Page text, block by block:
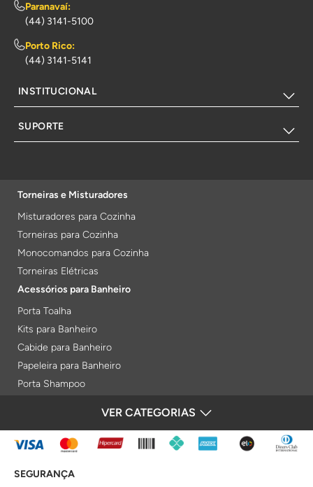
Paranavaí:
(44) 3141-5100
Porto Rico:
(44) 3141-5141
INSTITUCIONAL
SUPORTE
Torneiras e Misturadores
Misturadores para Cozinha
Torneiras para Cozinha
Monocomandos para Cozinha
Torneiras Elétricas
Acessórios para Banheiro
Porta Toalha
Kits para Banheiro
Cabide para Banheiro
Papeleira para Banheiro
Porta Shampoo
Porta Toalha Aquecido
Gabinetes para Banheiro
Lixeiras
VER CATEGORIAS
FORMAS DE PAGAMENTO
SEGURANÇA